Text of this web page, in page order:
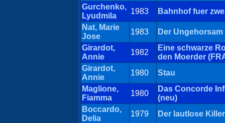
Gurchenko,
Lyudmila
1983
Bahnhof fuer
Nat, Marie
Jose
1983
Der Ungehorsam
Girardot,
Annie
1982
Eine schwarze
den Moerder
Girardot,
Annie
1980
Stau
Maglione,
Fiamma
1980
Das Concorde
(neu)
Boccardo,
Delia
1979
Der lautlose